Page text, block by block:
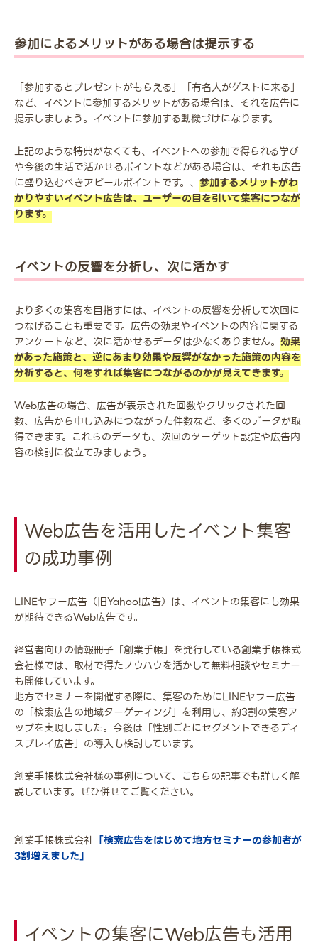
参加によるメリットがある場合は提示する
「参加するとプレゼントがもらえる」「有名人がゲストに来る」
など、イベントに参加するメリットがある場合は、それを広告に
提示しましょう。イベントに参加する動機づけになります。
上記のような特典がなくても、イベントへの参加で得られる学び
や今後の生活で活かせるポイントなどがある場合は、それも広告
に盛り込むべきアピールポイントです。、 参加するメリットがわ
かりやすいイベント広告は、ユーザーの目を引いて集客につなが
ります。
イベントの反響を分析し、次に活かす
より多くの集客を目指すには、イベントの反響を分析して次回に
つなげることも重要です。広告の効果やイベントの内容に関する
アンケートなど、次に活かせるデータは少なくありません。 効果
があった施策と、逆にあまり効果や反響がなかった施策の内容を
分析すると、何をすれば集客につながるのかが見えてきます。
Web広告の場合、広告が表示された回数やクリックされた回
数、広告から申し込みにつながった件数など、多くのデータが取
得できます。これらのデータも、次回のターゲット設定や広告内
容の検討に役立てみましょう。
Web広告を活用したイベント集客
の成功事例
LINEヤフー広告（旧Yahoo!広告）は、イベントの集客にも効果
が期待できるWeb広告です。
経営者向けの情報冊子「創業手帳」を発行している創業手帳株式
会社様では、取材で得たノウハウを活かして無料相談やセミナー
も開催しています。
地方でセミナーを開催する際に、集客のためにLINEヤフー広告
の「検索広告の地域ターゲティング」を利用し、約3割の集客ア
ップを実現しました。今後は「性別ごとにセグメントできるディ
スプレイ広告」の導入も検討しています。
創業手帳株式会社様の事例について、こちらの記事でも詳しく解
説しています。ぜひ併せてご覧ください。
創業手帳株式会社 「検索広告をはじめて地方セミナーの参加者が
3割増えました」
イベントの集客にWeb広告も活用